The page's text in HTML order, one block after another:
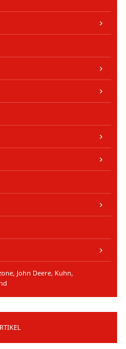
keyboard_arrow_right
keyboard_arrow_right
keyboard_arrow_right
keyboard_arrow_right
keyboard_arrow_right
keyboard_arrow_right
keyboard_arrow_right
John Deere, Kuhn,